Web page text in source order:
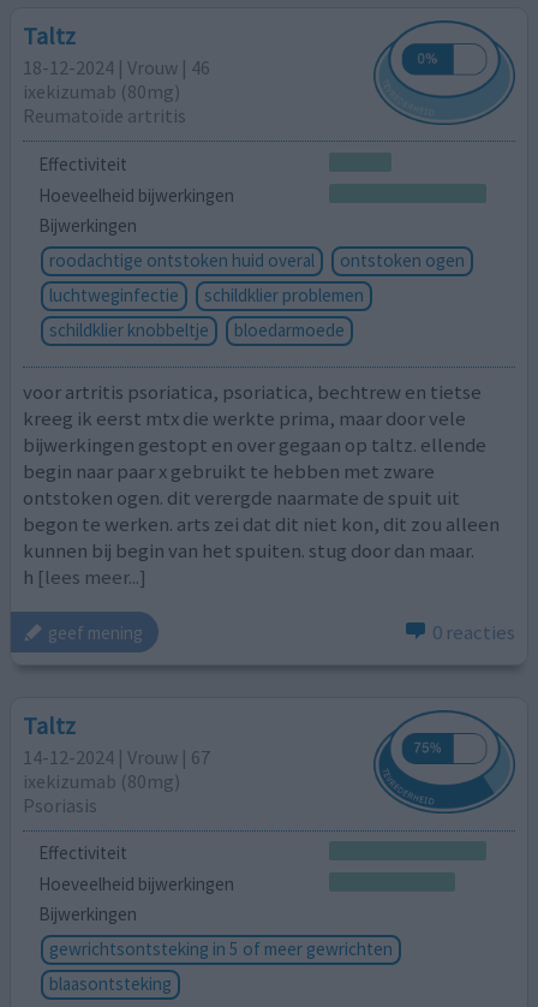
Taltz
18-12-2024 | Vrouw | 46
ixekizumab (80mg)
Reumatoïde artritis
Effectiviteit
Hoeveelheid bijwerkingen
Bijwerkingen
roodachtige ontstoken huid overal
ontstoken ogen
luchtweginfectie
schildklier problemen
schildklier knobbeltje
bloedarmoede
voor artritis psoriatica, psoriatica, bechtrew en tietse
kreeg ik eerst mtx die werkte prima, maar door vele
bijwerkingen gestopt en over gegaan op taltz. ellende
begin naar paar x gebruikt te hebben met zware
ontstoken ogen. dit verergde naarmate de spuit uit
begon te werken. arts zei dat dit niet kon, dit zou alleen
kunnen bij begin van het spuiten. stug door dan maar.
h [lees meer...]
geef mening 0 reacties
Taltz
14-12-2024 | Vrouw | 67
ixekizumab (80mg)
Psoriasis
Effectiviteit
Hoeveelheid bijwerkingen
Bijwerkingen
gewrichtsontsteking in 5 of meer gewrichten
blaasontsteking